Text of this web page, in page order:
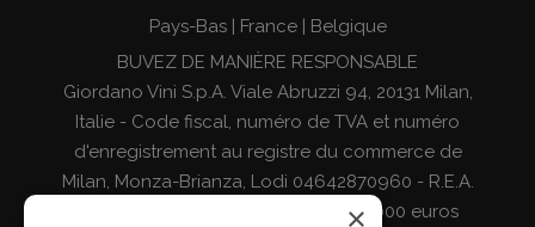
Pays-Bas| France| Belgique
BUVEZ DE MANIÈRE RESPONSABLE
Giordano Vini S.p.A. Viale Abruzzi 94, 20131 Milan,
Italie - Code fiscal, numéro de TVA et numéro
d'enregistrement au registre du commerce de
Milan, Monza-Brianza, Lodi 04642870960 - R.E.A.
MI-2564477 - Capital social de 500 000 euros
×